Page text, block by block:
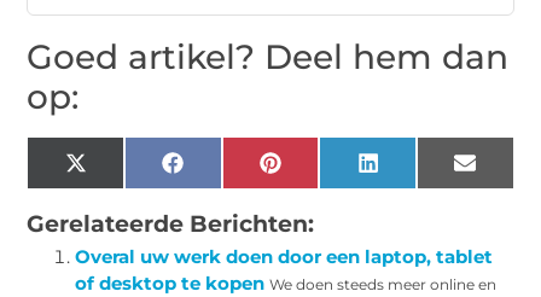
Goed artikel? Deel hem dan
op:
X
(Twitter)
Facebook Pinterest LinkedIn Email
Gerelateerde Berichten:
Overal uw werk doen door een laptop, tablet
of desktop te kopen We doen steeds meer online en